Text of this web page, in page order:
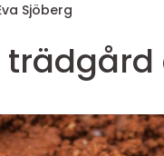
Sjöberg